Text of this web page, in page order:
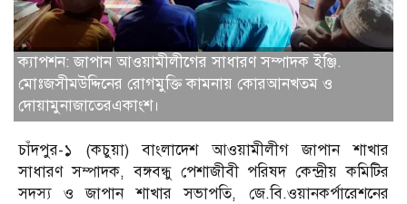
ক্যাপশন: জাপান আওয়ামীলীগের সাধারণ সম্পাদক ইঞ্জি.
মোঃজসীমউদ্দিনের রোগমুক্তি কামনায় কোরআনখতম ও
দোয়ামুনাজাতেরএকাংশ।
চাঁদপুর-১ (কচুয়া) বাংলাদেশ আওয়ামীলীগ জাপান শাখার
সাধারণ সম্পাদক, বঙ্গবন্ধু পেশাজীবী পরিষদ কেন্দ্রীয় কমিটির
সদস্য ও জাপান শাখার সভাপতি, জে.বি.ওয়ানকর্পারেশনের